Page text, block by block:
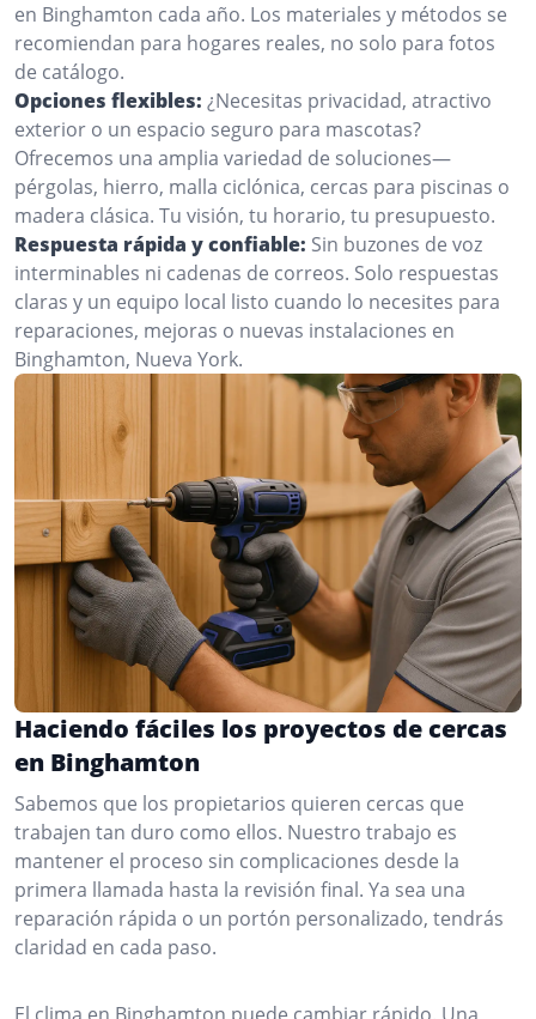
en Binghamton cada año. Los materiales y métodos se
recomiendan para hogares reales, no solo para fotos
de catálogo.
Opciones flexibles: ¿Necesitas privacidad, atractivo
exterior o un espacio seguro para mascotas?
Ofrecemos una amplia variedad de soluciones—
pérgolas, hierro, malla ciclónica, cercas para piscinas o
madera clásica. Tu visión, tu horario, tu presupuesto.
Respuesta rápida y confiable: Sin buzones de voz
interminables ni cadenas de correos. Solo respuestas
claras y un equipo local listo cuando lo necesites para
reparaciones, mejoras o nuevas instalaciones en
Binghamton, Nueva York.
Haciendo fáciles los proyectos de cercas
en Binghamton
Sabemos que los propietarios quieren cercas que
trabajen tan duro como ellos. Nuestro trabajo es
mantener el proceso sin complicaciones desde la
primera llamada hasta la revisión final. Ya sea una
reparación rápida o un portón personalizado, tendrás
claridad en cada paso.